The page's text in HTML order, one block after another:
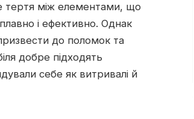
тертя між елементами, що
і ефективно. Однак
до поломок та
добре підходять
себе як витривалі й